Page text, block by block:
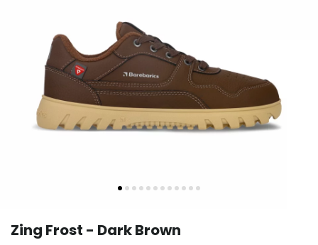
Zing Frost - Dark Brown